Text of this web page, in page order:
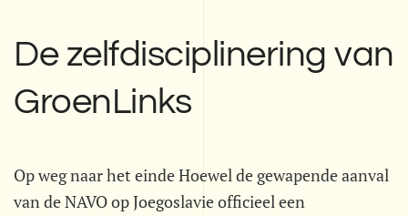
De zelfdisciplinering van
GroenLinks
Op weg naar het einde Hoewel de gewapende aanval
van de NAVO op Joegoslavie officieel een